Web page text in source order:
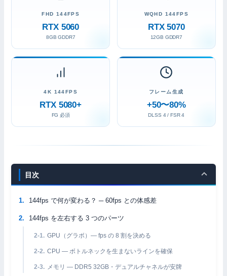
FHD 144FPS
RTX 5060
8GB GDDR7
WQHD 144FPS
RTX 5070
12GB GDDR7
4K 144FPS
RTX 5080+
FG 必須
フレーム生成
+50〜80%
DLSS 4 / FSR 4
目次
144fps で何が変わる？ ─ 60fps との体感差
144fps を左右する 3 つのパーツ
GPU（グラボ）— fps の 8 割を決める
CPU — ボトルネックを生まないラインを確保
メモリ — DDR5 32GB・デュアルチャネルが安牌